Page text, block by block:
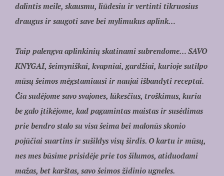
dalintis meile, skausmu, liūdesiu ir vertinti tikruosius
draugus ir saugoti save bei mylimukus aplink…
Taip palengva aplinkinių skatinami subrendome… SAVO
KNYGAI, šeimyniškai, kvapniai, gardžiai, kurioje sutilpo
mūsų šeimos mėgstamiausi ir naujai išbandyti receptai.
Čia sudėjome savo svajones, lūkesčius, troškimus, kuria
be galo įtikėjome, kad pagamintas maistas ir susėdimas
prie bendro stalo su visa šeima bei malonūs skonio
pojūčiai suartins ir sušildys visų širdis. O kartu ir mūsų,
nes mes būsime prisidėje prie tos šilumos, atiduodami
mažas, bet karštas, savo šeimos židinio ugneles.